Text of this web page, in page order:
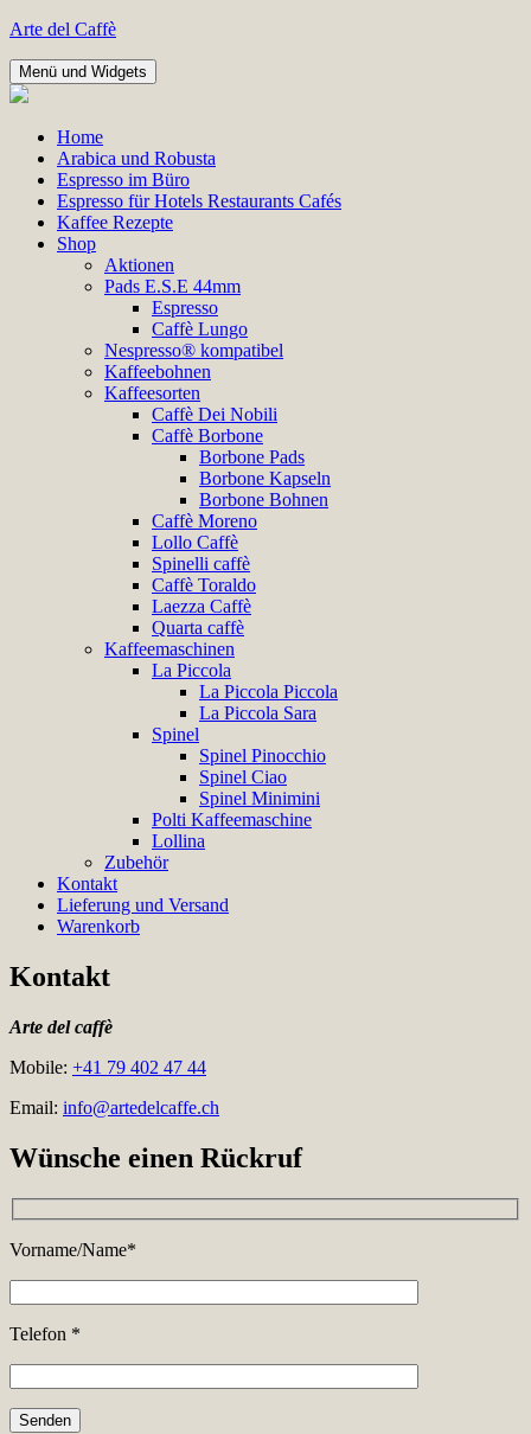
Zum
springen
Arte del Caffè
Menü und Widgets
Home
Arabica und Robusta
Espresso im Büro
Espresso für Hotels Restaurants Cafés
Kaffee Rezepte
Shop
Aktionen
Pads E.S.E 44mm
Espresso
Caffè Lungo
Nespresso® kompatibel
Kaffeebohnen
Kaffeesorten
Caffè Dei Nobili
Caffè Borbone
Borbone Pads
Borbone Kapseln
Borbone Bohnen
Caffè Moreno
Lollo Caffè
Spinelli caffè
Caffè Toraldo
Laezza Caffè
Quarta caffè
Kaffeemaschinen
La Piccola
La Piccola Piccola
La Piccola Sara
Spinel
Spinel Pinocchio
Spinel Ciao
Spinel Minimini
Polti Kaffeemaschine
Lollina
Zubehör
Kontakt
Lieferung und Versand
Warenkorb
Kontakt
Arte del caffè
Mobile: +41 79 402 47 44
Email: info@artedelcaffe.ch
Wünsche einen Rückruf
Vorname/Name*
Telefon *